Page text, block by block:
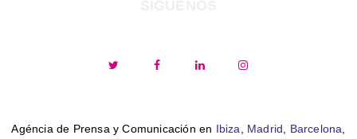
Agéncia de Prensa y Comunicación en Ibiza, Madrid, Barcelona,